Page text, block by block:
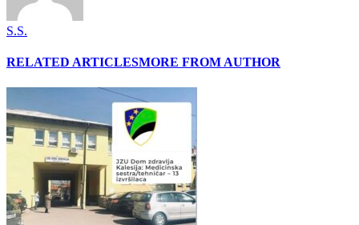
S.S.
RELATED ARTICLESMORE FROM AUTHOR